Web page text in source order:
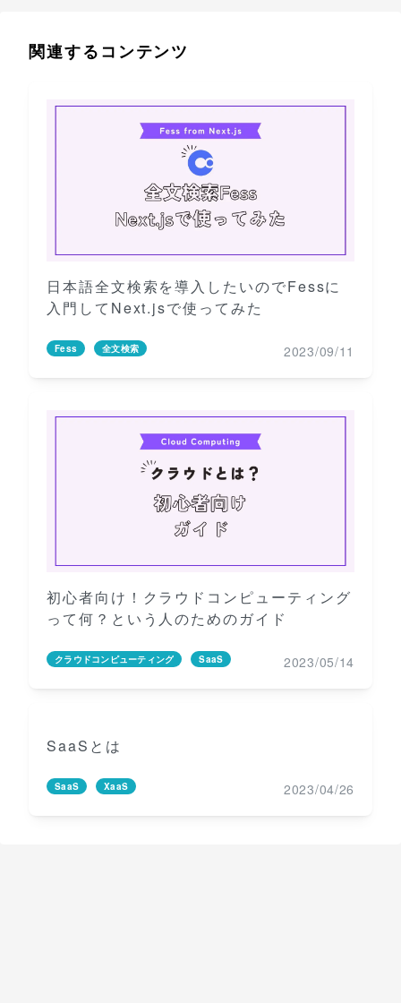
関連するコンテンツ
日本語全文検索を導入したいのでFessに
入門してNext.jsで使ってみた
Fess 全文検索 2023/09/11
初心者向け！クラウドコンピューティング
って何？という人のためのガイド
クラウドコンピューティング SaaS 2023/05/14
SaaSとは
SaaS XaaS 2023/04/26